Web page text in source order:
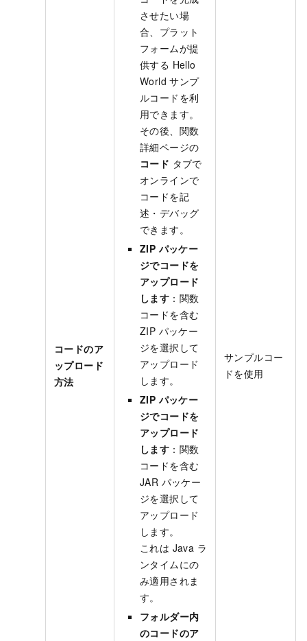
コードのア
ップロード
方法
させたい場
合、プラット
フォームが提
供する Hello
World サンプ
ルコードを利
用できます。
その後、関数
詳細ページの
コード タブで
オンラインで
コードを記
述・デバッグ
できます。
ZIP パッケー
ジでコードを
アップロード
します ：関数
コードを含む
ZIP パッケー
ジを選択して
アップロード
します。
ZIP パッケー
ジでコードを
アップロード
します ：関数
コードを含む
JAR パッケー
ジを選択して
アップロード
します。
これは Java ラ
ンタイムにの
み適用されま
す。
フォルダー内
のコードのア
サンプルコー
ドを使用